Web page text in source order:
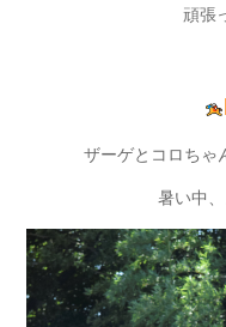
頑張
ザーゲとコロちゃ
暑い中